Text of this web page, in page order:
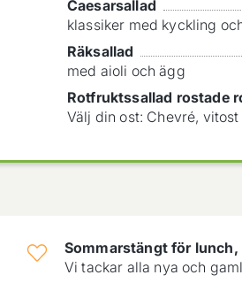
Caesarsallad
klassiker med kyckling
Räksallad
med aioli och ägg
Rotfruktssallad rostade
Välj din ost: Chevré,
Sommarstängt för
Vi tackar alla nya och